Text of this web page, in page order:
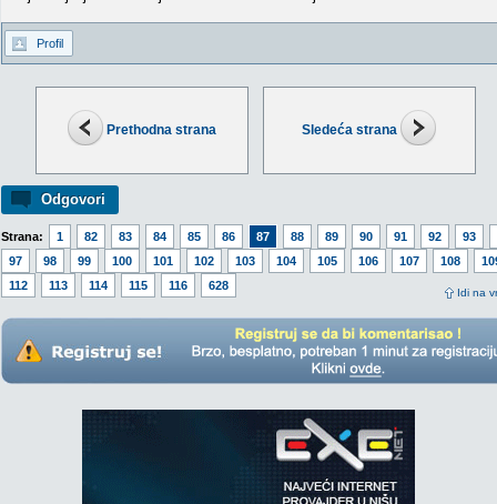
Prethodna strana Sledeća strana
Odgovori
Strana: 1 82 83 84 85 86 87 88 89 90 91 92
93
97
98 99 100 101 102 103 104 105 106 107 108
112
113 114 115 116 628
Idi na
Profil